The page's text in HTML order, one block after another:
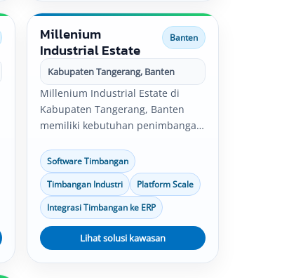
Millenium
Industrial Estate
Banten
Kabupaten Tangerang, Banten
Millenium Industrial Estate di
Kabupaten Tangerang, Banten
memiliki kebutuhan penimbangan
quality control, logistik, dan
distribusi. Solusi timbangan
industri, software timbangan,
platform scale, bench scale, serta
integrasi data timbang dapat
disesuaikan dengan kebutuhan
operasional perusahaan.
Software Timbangan
Timbangan Industri
Platform Scale
Integrasi Timbangan ke ERP
Lihat solusi kawasan